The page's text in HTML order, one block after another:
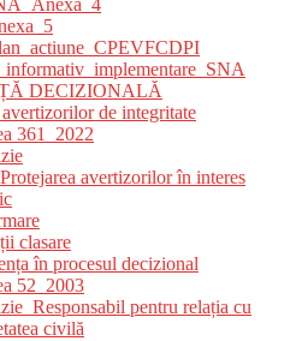
DECIZIONALĂ
de integritate
361_2022
avertizorilor în interes
clasare
în procesul decizional
52_2003
pentru relația cu
civilă